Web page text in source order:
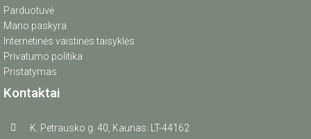
Parduotuvė
Mano paskyra
Internetinės vaistinės taisyklės
Privatumo politika
Pristatymas
Kontaktai
K. Petrausko g. 40, Kaunas. LT-44162